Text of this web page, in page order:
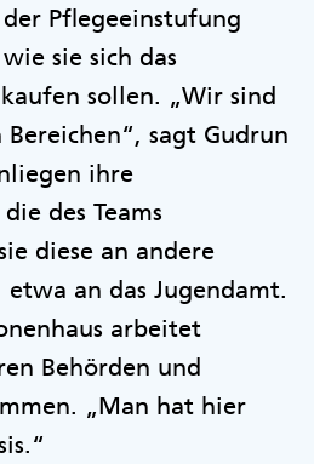
Pflegeeinstufung
sie sich das
sollen. „Wir sind
sagt Gudrun
ihre
des Teams
diese an andere
an das Jugendamt.
arbeitet
Behörden und
„Man hat hier